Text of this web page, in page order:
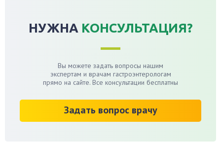
НУЖНА КОНСУЛЬТАЦИЯ?
Вы можете задать вопросы нашим
экспертам и врачам гастроэнтерологам
прямо на сайте. Все консультации бесплатны
Задать вопрос врачу